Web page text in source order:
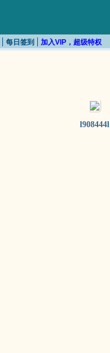
每日签到 加入VIP，超级特权
l908444l